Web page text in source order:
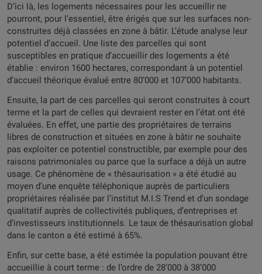
D’ici là, les logements nécessaires pour les accueillir ne
pourront, pour l’essentiel, être érigés que sur les surfaces non-
construites déjà classées en zone à bâtir. L’étude analyse leur
potentiel d’accueil. Une liste des parcelles qui sont
susceptibles en pratique d’accueillir des logements a été
établie : environ 1600 hectares, correspondant à un potentiel
d’accueil théorique évalué entre 80’000 et 107’000 habitants.
Ensuite, la part de ces parcelles qui seront construites à court
terme et la part de celles qui devraient rester en l’état ont été
évaluées. En effet, une partie des propriétaires de terrains
libres de construction et situées en zone à bâtir ne souhaite
pas exploiter ce potentiel constructible, par exemple pour des
raisons patrimoniales ou parce que la surface a déjà un autre
usage. Ce phénomène de « thésaurisation » a été étudié au
moyen d’une enquête téléphonique auprès de particuliers
propriétaires réalisée par l’institut M.I.S Trend et d’un sondage
qualitatif auprès de collectivités publiques, d’entreprises et
d’investisseurs institutionnels. Le taux de thésaurisation global
dans le canton a été estimé à 65%.
Enfin, sur cette base, a été estimée la population pouvant être
accueillie à court terme : de l’ordre de 28’000 à 38’000